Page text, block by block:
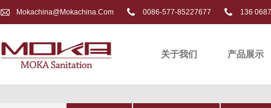
Mokachina@mokachina.com 0086-577-85227677 136
关于我们 产品展示